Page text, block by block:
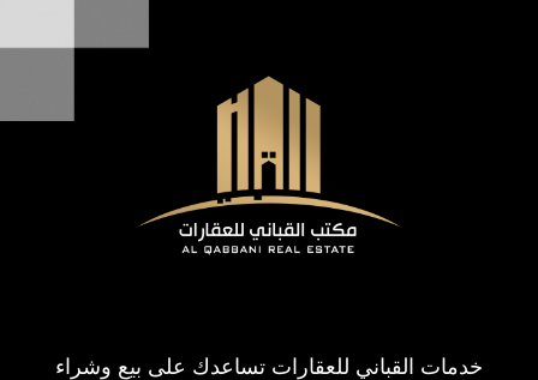
خدمات القباني للعقارات تساعدك على بيع وشراء